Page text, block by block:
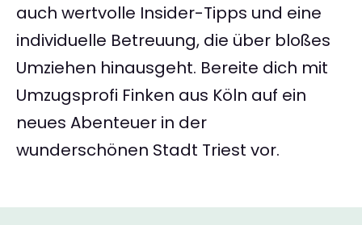
auch wertvolle Insider-Tipps und eine
individuelle Betreuung, die über bloßes
Umziehen hinausgeht. Bereite dich mit
Umzugsprofi Finken aus Köln auf ein
neues Abenteuer in der
wunderschönen Stadt Triest vor.